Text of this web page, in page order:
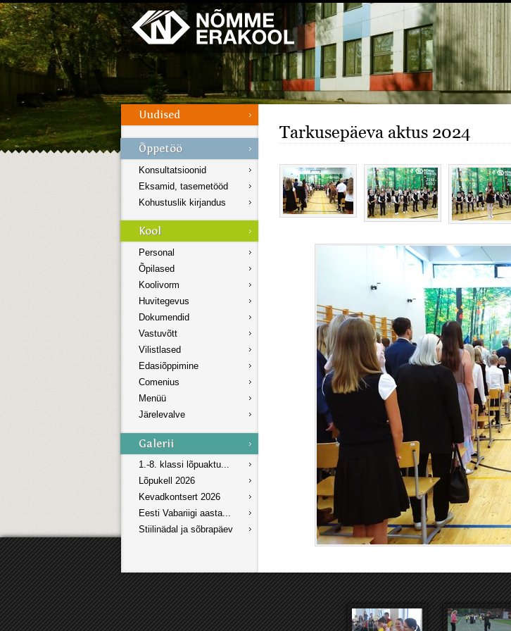
Menüü
Galerii
Konsultatsioonid
Eksamid, tasemetööd
Kohustuslik kirjandus
Personal
Õpilased
Koolivorm
Huvitegevus
Dokumendid
Vastuvõtt
Vilistlased
Edasiõppimine
Comenius
Menüü
Järelevalve
1.-8. klassi lõpuaktu...
Lõpukell 2026
Kevadkontsert 2026
Eesti Vabariigi aasta...
Stiilinädal ja sõbrapäev
Tarkusepäeva aktus 2024